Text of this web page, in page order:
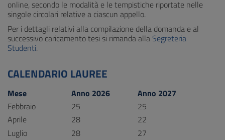
online, secondo le modalità e le tempistiche riportate nelle
singole circolari relative a ciascun appello.
Per i dettagli relativi alla compilazione della domanda e al
successivo caricamento tesi si rimanda alla Segreteria
Studenti.
CALENDARIO LAUREE
Mese Anno 2026
Anno 2027
Febbraio
25
25
Aprile
28
22
Luglio
28
27